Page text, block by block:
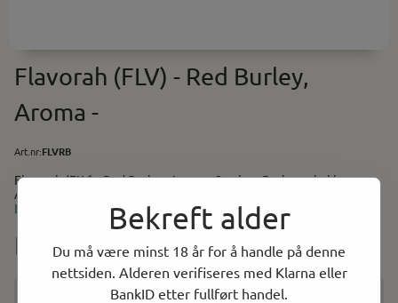
Bekreft alder
Du må være minst 18 år for å handle på denne
nettsiden. Alderen verifiseres med Klarna eller
BankID etter fullført handel.
Flavorah (FLV) - Red Burley,
Aroma -
Art.nr:FLVRB
Flavorah (FLV) - Red Burley, Aroma - Smak av Burley tobakk.
Anbefalt i miks: 3-5% Baser (PG/VG) finner du her. Utstyr og
tilbehør til selvblanding finner du her.
Les mer
NOK 69.00